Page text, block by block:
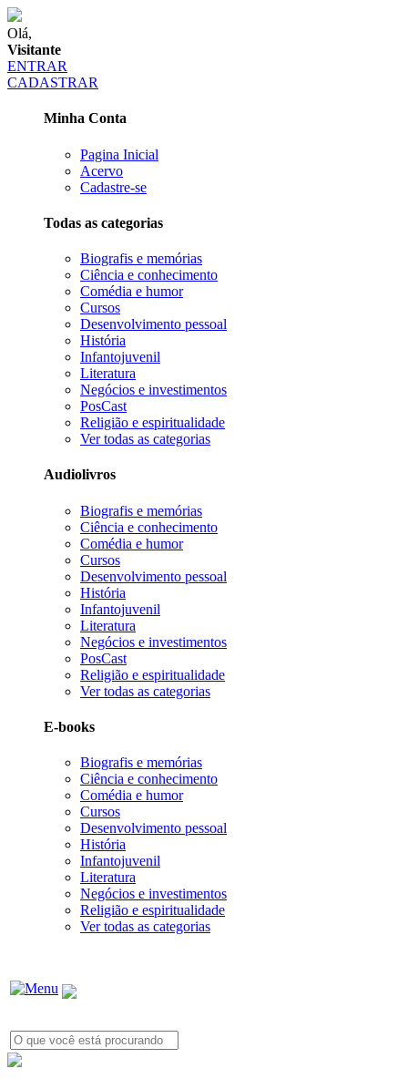
Olá,
Visitante
ENTRAR
CADASTRAR
Minha Conta
Pagina Inicial
Acervo
Cadastre-se
Todas as categorias
Biografis e memórias
Ciência e conhecimento
Comédia e humor
Cursos
Desenvolvimento pessoal
História
Infantojuvenil
Literatura
Negócios e investimentos
PosCast
Religião e espiritualidade
Ver todas as categorias
Audiolivros
Biografis e memórias
Ciência e conhecimento
Comédia e humor
Cursos
Desenvolvimento pessoal
História
Infantojuvenil
Literatura
Negócios e investimentos
PosCast
Religião e espiritualidade
Ver todas as categorias
E-books
Biografis e memórias
Ciência e conhecimento
Comédia e humor
Cursos
Desenvolvimento pessoal
História
Infantojuvenil
Literatura
Negócios e investimentos
Religião e espiritualidade
Ver todas as categorias